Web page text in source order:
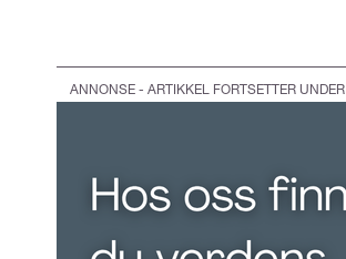
ANNONSE - ARTIKKEL FORTSETTER UNDER